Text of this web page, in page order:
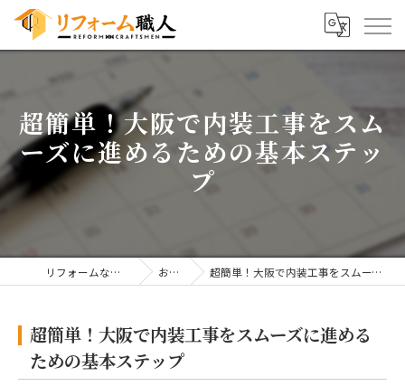
超簡単！大阪で内装工事をスム
ーズに進めるための基本ステッ
プ
リフォームならリフォーム職人 お知らせ 超簡単！大阪で内装工事をスムーズに進めるための基本ステップ
超簡単！大阪で内装工事をスムーズに進める
ための基本ステップ